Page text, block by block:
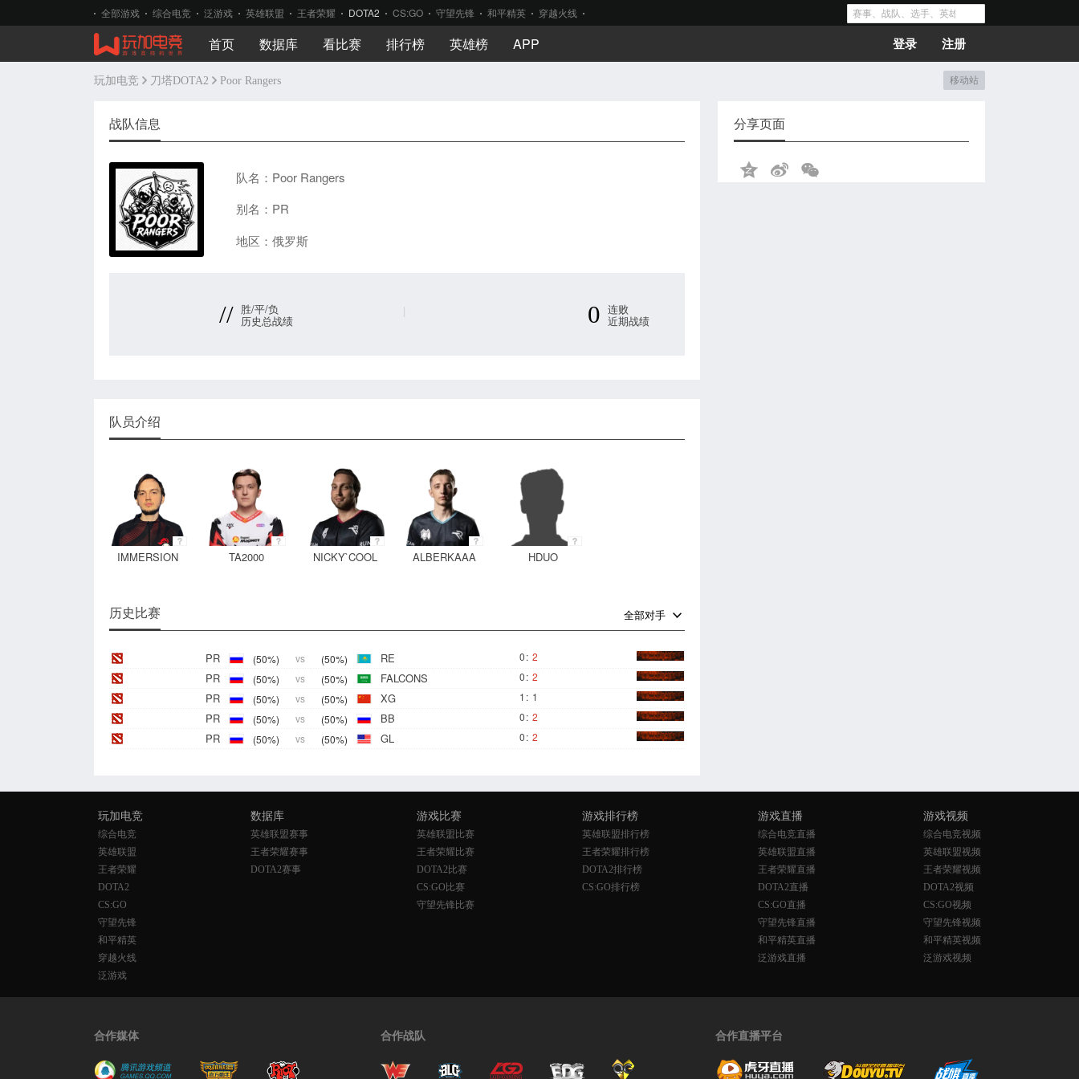
全部游戏 综合电竞 泛游戏 英雄联盟 王者荣耀 DOTA2 CS:GO 守望先锋 和平精英 穿越火线
首页 数据库 看比赛 排行榜 英雄榜 APP 登录 注册
玩加电竞 刀塔DOTA2 Poor Rangers 移动站
战队信息
队名：Poor Rangers
别名：PR
地区：俄罗斯
|
// 胜/平/负
历史总战绩 0 连败
近期战绩
队员介绍
IMMERSION TA2000 NICKY`COOL ALBERKAAA HDUO
历史比赛 全部对手
PR (50%) vs (50%) RE 0: 2
PR (50%) vs (50%) FALCONS 0: 2
PR (50%) vs (50%) XG 1 : 1
PR (50%) vs (50%) BB 0: 2
PR (50%) vs (50%) GL 0: 2
分享页面
玩加电竞
综合电竞
英雄联盟
王者荣耀
DOTA2
CS:GO
守望先锋
和平精英
穿越火线
泛游戏
数据库
英雄联盟赛事
王者荣耀赛事
DOTA2赛事
游戏比赛
英雄联盟比赛
王者荣耀比赛
DOTA2比赛
CS:GO比赛
守望先锋比赛
游戏排行榜
英雄联盟排行榜
王者荣耀排行榜
DOTA2排行榜
CS:GO排行榜
游戏直播
综合电竞直播
英雄联盟直播
王者荣耀直播
DOTA2直播
CS:GO直播
守望先锋直播
和平精英直播
泛游戏直播
游戏视频
综合电竞视频
英雄联盟视频
王者荣耀视频
DOTA2视频
CS:GO视频
守望先锋视频
和平精英视频
泛游戏视频
合作媒体 合作战队 合作直播平台